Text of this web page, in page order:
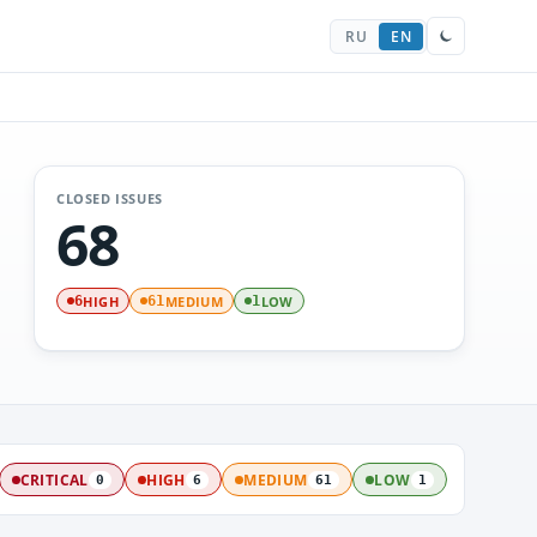
RU EN
CLOSED ISSUES
68
6HIGH 61MEDIUM 1LOW
CRITICAL 0 HIGH 6 MEDIUM 61 LOW 1